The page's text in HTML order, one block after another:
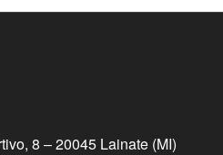
8 – 20045 Lainate (MI)